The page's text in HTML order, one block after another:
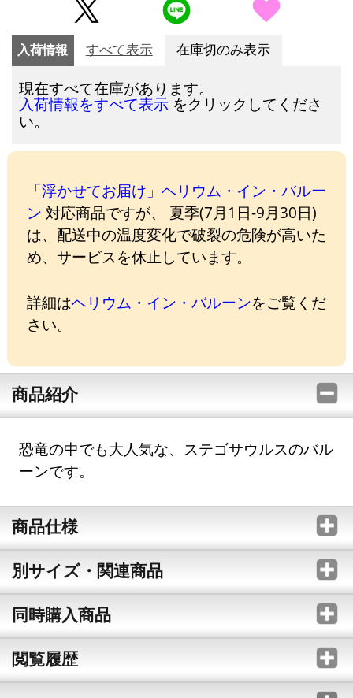
入荷情報 すべて表示 在庫切のみ表示
現在すべて在庫があります。
入荷情報をすべて表示 をクリックしてくださ
い。
「浮かせてお届け」ヘリウム・イン・バルー
ン 対応商品ですが、 夏季(7月1日-9月30日)
は、配送中の温度変化で破裂の危険が高いた
め、サービスを休止しています。
詳細はヘリウム・イン・バルーンをご覧くだ
さい。
商品紹介
恐竜の中でも大人気な、ステゴサウルスのバル
ーンです。
商品仕様
別サイズ・関連商品
同時購入商品
閲覧履歴